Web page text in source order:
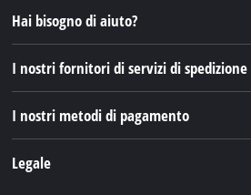
Instagram
TikTok
Pinterest
Hai bisogno di aiuto?
I nostri fornitori di servizi di spedizione
I nostri metodi di pagamento
Legale